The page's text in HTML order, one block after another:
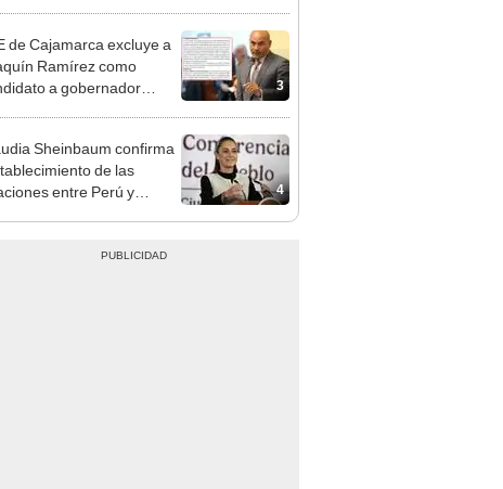
3
de Cajamarca excluye a
Ramírez como
a gobernador
4
Sheinbaum confirma
de las
entre Perú y